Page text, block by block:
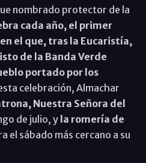
nombrado protector de la
cada año, el primer
el que, tras la Eucaristía,
de la Banda Verde
portado por los
celebración, Almachar
Nuestra Señora del
de julio, y la romería de
el sábado más cercano a su